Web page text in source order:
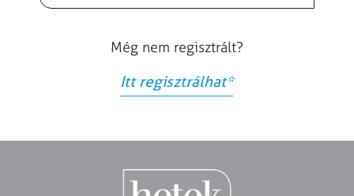
Még nem regisztrált?
Itt regisztrálhat*